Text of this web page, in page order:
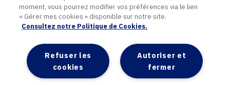
Plan du site
Mentions légales
Politique de données personnelles
Accessibilité
Paramétrer mon consentement
moment, vous pourrez modifier vos préférences via le lien
« Gérer mes cookies » disponible sur notre site.
Consultez notre Politique de Cookies.
Autoriser et
fermer
Refuser les
cookies